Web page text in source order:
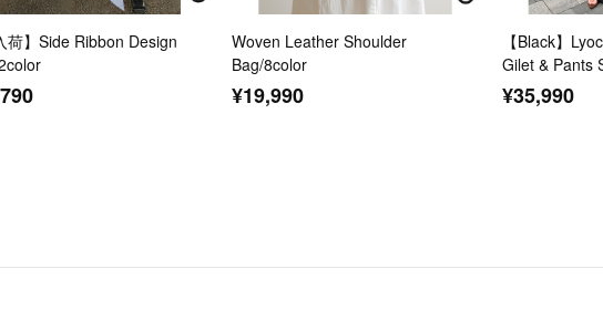
荷】Side Ribbon Design
Woven Leather Shoulder
Bag/8color
¥19,990
【Black】
Gilet & Pants
¥35,990